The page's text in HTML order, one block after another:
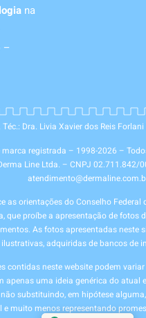
na
–
Téc.: Dra. Livia Xavier dos Reis
marca registrada – 1998-2026 –
Line Ltda. – CNPJ 02.711.842/
as orientações do Conselho Federal
que proíbe a apresentação de fotos
As fotos apresentadas neste
ilustrativas, adquiridas de bancos de
contidas neste website podem
apenas uma ideia genérica do atual
substituindo, em hipótese
muito menos representando